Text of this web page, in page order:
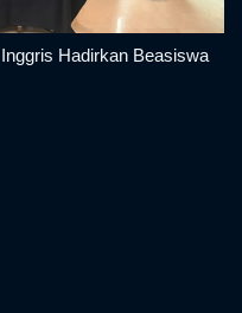
Hadirkan Beasiswa